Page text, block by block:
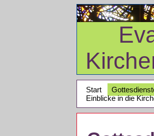
Start
Einblicke in die